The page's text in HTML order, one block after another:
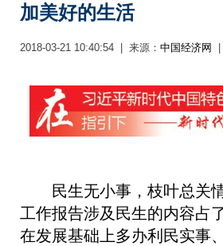
加美好的生活
2018-03-21 10:40:54 | 来源：中国经济网 |
民生无小事，枝叶总关
工作报告涉及民生的内容占
在发展基础上多办利民实事